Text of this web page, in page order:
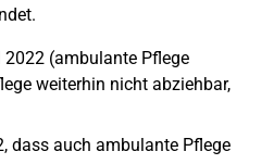
2022 (ambulante Pflege
weiterhin nicht abziehbar,
dass auch ambulante Pflege